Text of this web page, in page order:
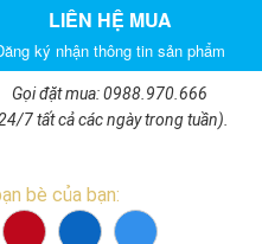
LIÊN HỆ MUA
ký nhận thông tin sản phẩm
Gọi đặt mua: 0988.970.666
7 tất cả các ngày trong tuần).
bè của bạn: